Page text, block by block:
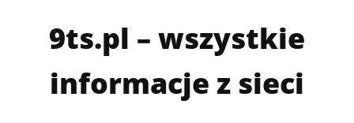
9ts.pl – wszystkie
informacje z sieci